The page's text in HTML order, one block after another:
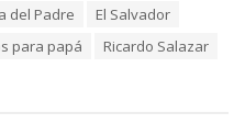
del Padre
El Salvador
para papá
Ricardo Salazar